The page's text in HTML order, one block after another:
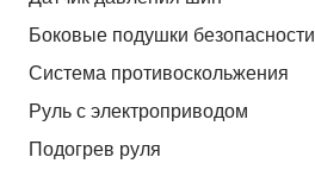
Боковые подушки безопасности
Система противоскольжения
Руль с электроприводом
Подогрев руля